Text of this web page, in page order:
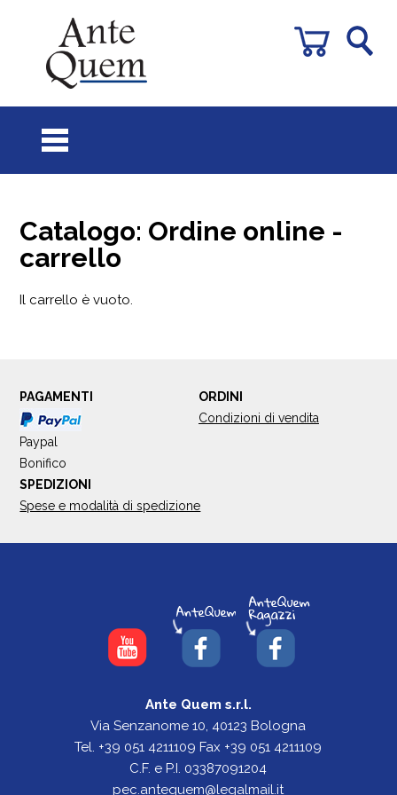
Catalogo: Ordine online -
carrello
Il carrello è vuoto.
PAGAMENTI
Paypal
Bonifico
ORDINI
Condizioni di vendita
SPEDIZIONI
Spese e modalità di spedizione
Ante Quem s.r.l.
Via Senzanome 10, 40123 Bologna
Tel. +39 051 4211109 Fax +39 051 4211109
C.F. e P.I. 03387091204
pec.antequem@legalmail.it